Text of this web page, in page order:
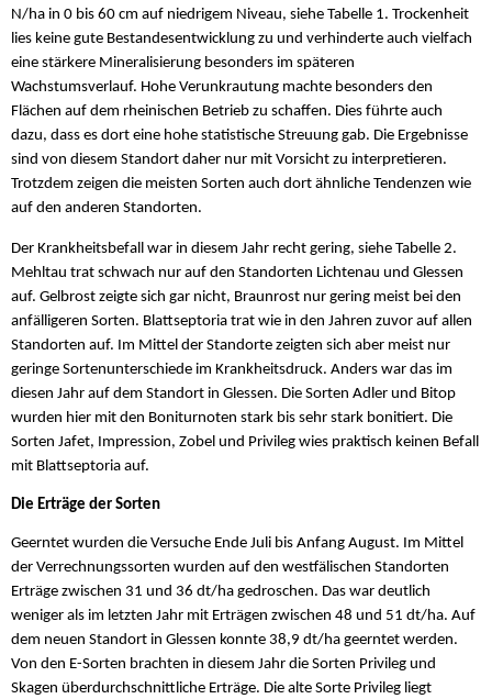
N/ha in 0 bis 60 cm auf niedrigem Niveau, siehe Tabelle 1. Trockenheit
lies keine gute Bestandesentwicklung zu und verhinderte auch vielfach
eine stärkere Mineralisierung besonders im späteren
Wachstumsverlauf. Hohe Verunkrautung machte besonders den
Flächen auf dem rheinischen Betrieb zu schaffen. Dies führte auch
dazu, dass es dort eine hohe statistische Streuung gab. Die Ergebnisse
sind von diesem Standort daher nur mit Vorsicht zu interpretieren.
Trotzdem zeigen die meisten Sorten auch dort ähnliche Tendenzen wie
auf den anderen Standorten.
Der Krankheitsbefall war in diesem Jahr recht gering, siehe Tabelle 2.
Mehltau trat schwach nur auf den Standorten Lichtenau und Glessen
auf. Gelbrost zeigte sich gar nicht, Braunrost nur gering meist bei den
anfälligeren Sorten. Blattseptoria trat wie in den Jahren zuvor auf allen
Standorten auf. Im Mittel der Standorte zeigten sich aber meist nur
geringe Sortenunterschiede im Krankheitsdruck. Anders war das im
diesen Jahr auf dem Standort in Glessen. Die Sorten Adler und Bitop
wurden hier mit den Boniturnoten stark bis sehr stark bonitiert. Die
Sorten Jafet, Impression, Zobel und Privileg wies praktisch keinen Befall
mit Blattseptoria auf.
Die Erträge der Sorten
Geerntet wurden die Versuche Ende Juli bis Anfang August. Im Mittel
der Verrechnungssorten wurden auf den westfälischen Standorten
Erträge zwischen 31 und 36 dt/ha gedroschen. Das war deutlich
weniger als im letzten Jahr mit Erträgen zwischen 48 und 51 dt/ha. Auf
dem neuen Standort in Glessen konnte 38,9 dt/ha geerntet werden.
Von den E-Sorten brachten in diesem Jahr die Sorten Privileg und
Skagen überdurchschnittliche Erträge. Die alte Sorte Privileg liegt